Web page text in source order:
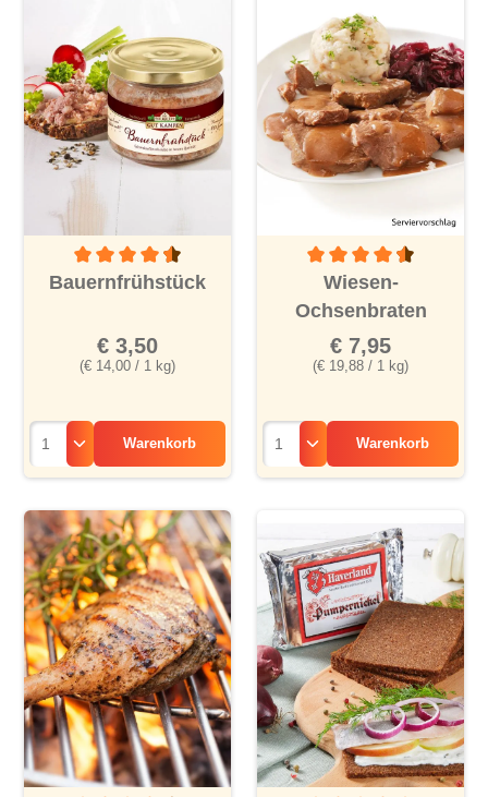
Durchschnittliche Bewertung von 4.4 von 5 Sternen
Bauernfrühstück
(€ 14,00 / 1 kg)
€ 3,50
Warenkorb
Durchschnittliche
Wiesen-
Ochsenbraten
(€ 19,88 / 1 kg)
€ 7,95
Warenkorb